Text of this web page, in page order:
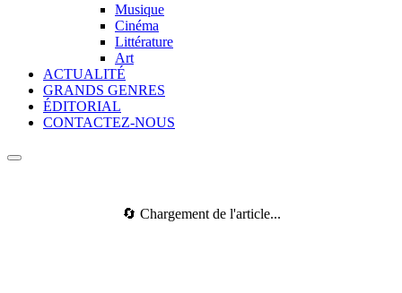
Musique
Cinéma
Littérature
Art
ACTUALITÉ
GRANDS GENRES
ÉDITORIAL
CONTACTEZ-NOUS
🔄 Chargement de l'article...